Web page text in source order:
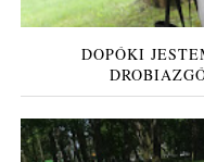
DOPÓKI